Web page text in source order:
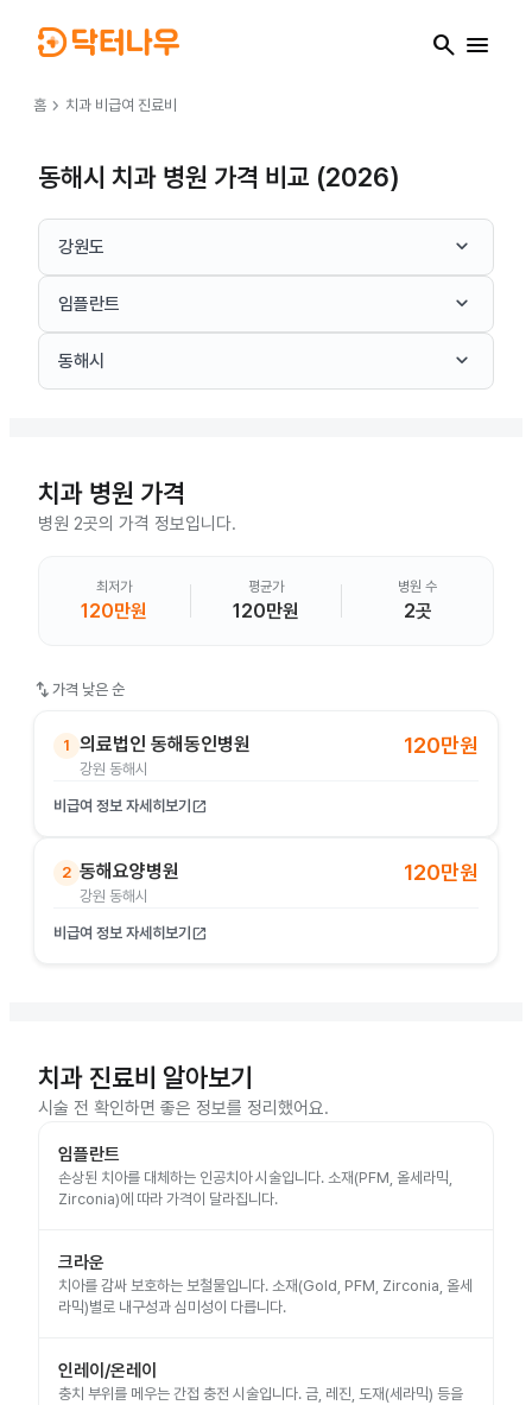
search menu
홈 chevron_right 치과 비급여 진료비
동해시 치과 병원 가격 비교 (2026)
강원도 keyboard_arrow_down
임플란트 keyboard_arrow_down
동해시 keyboard_arrow_down
치과 병원 가격
병원 2곳의 가격 정보입니다.
최저가
120만원
평균가
120만원
병원 수
2곳
swap_vert 가격 낮은 순
1 의료법인 동해동인병원
강원 동해시
120만원
비급여 정보 자세히보기 open_in_new
2 동해요양병원
강원 동해시
120만원
비급여 정보 자세히보기 open_in_new
치과 진료비 알아보기
시술 전 확인하면 좋은 정보를 정리했어요.
임플란트
손상된 치아를 대체하는 인공치아 시술입니다. 소재(PFM, 올세라믹,
Zirconia)에 따라 가격이 달라집니다.
크라운
치아를 감싸 보호하는 보철물입니다. 소재(Gold, PFM, Zirconia, 올세
라믹)별로 내구성과 심미성이 다릅니다.
인레이/온레이
충치 부위를 메우는 간접 충전 시술입니다. 금, 레진, 도재(세라믹) 등을